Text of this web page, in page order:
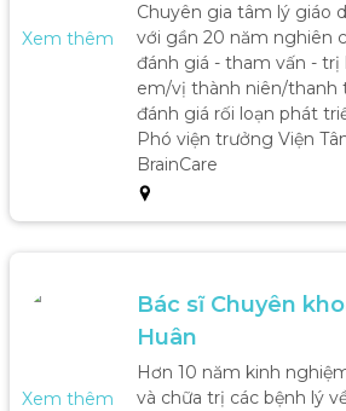
Xem thêm
Chuyên gia tâm lý giáo
với gần 20 năm nghiên
đánh giá - tham vấn -
em/vị thành niên/thanh
đánh giá rối loạn phát
Phó viện trưởng Viện
BrainCare
Xem thêm
Bác sĩ Chuyên
Huân
Hơn 10 năm kinh
và chữa trị các bệnh lý